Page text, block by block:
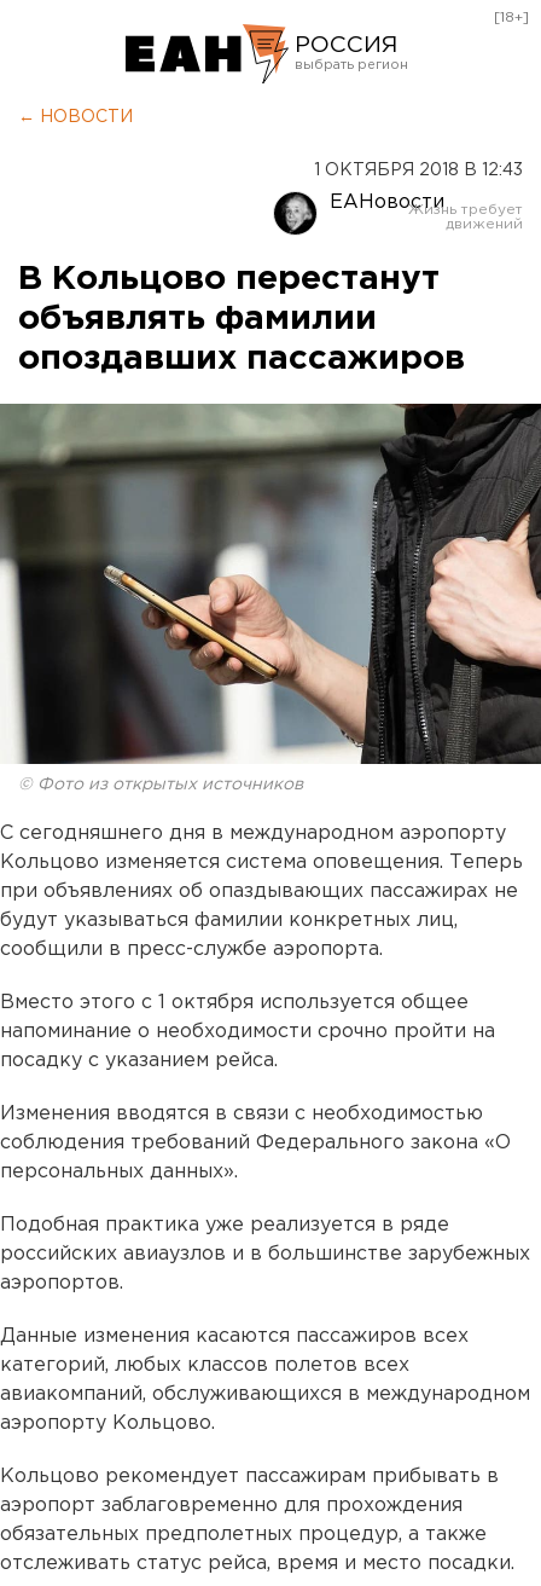
РОССИЯ
Оренбург
[18+]
← НОВОСТИ
1 ОКТЯБРЯ 2018 В 12:43
ЕАНовости
В Кольцово перестанут
объявлять фамилии
опоздавших пассажиров
© Фото из открытых источников
С сегодняшнего дня в международном аэропорту
Кольцово изменяется система оповещения. Теперь
при объявлениях об опаздывающих пассажирах не
будут указываться фамилии конкретных лиц,
сообщили в пресс-службе аэропорта.
Вместо этого с 1 октября используется общее
напоминание о необходимости срочно пройти на
посадку с указанием рейса.
Изменения вводятся в связи с необходимостью
соблюдения требований Федерального закона «О
персональных данных».
Подобная практика уже реализуется в ряде
российских авиаузлов и в большинстве зарубежных
аэропортов.
Данные изменения касаются пассажиров всех
категорий, любых классов полетов всех
авиакомпаний, обслуживающихся в международном
аэропорту Кольцово.
Кольцово рекомендует пассажирам прибывать в
аэропорт заблаговременно для прохождения
обязательных предполетных процедур, а также
отслеживать статус рейса, время и место посадки.